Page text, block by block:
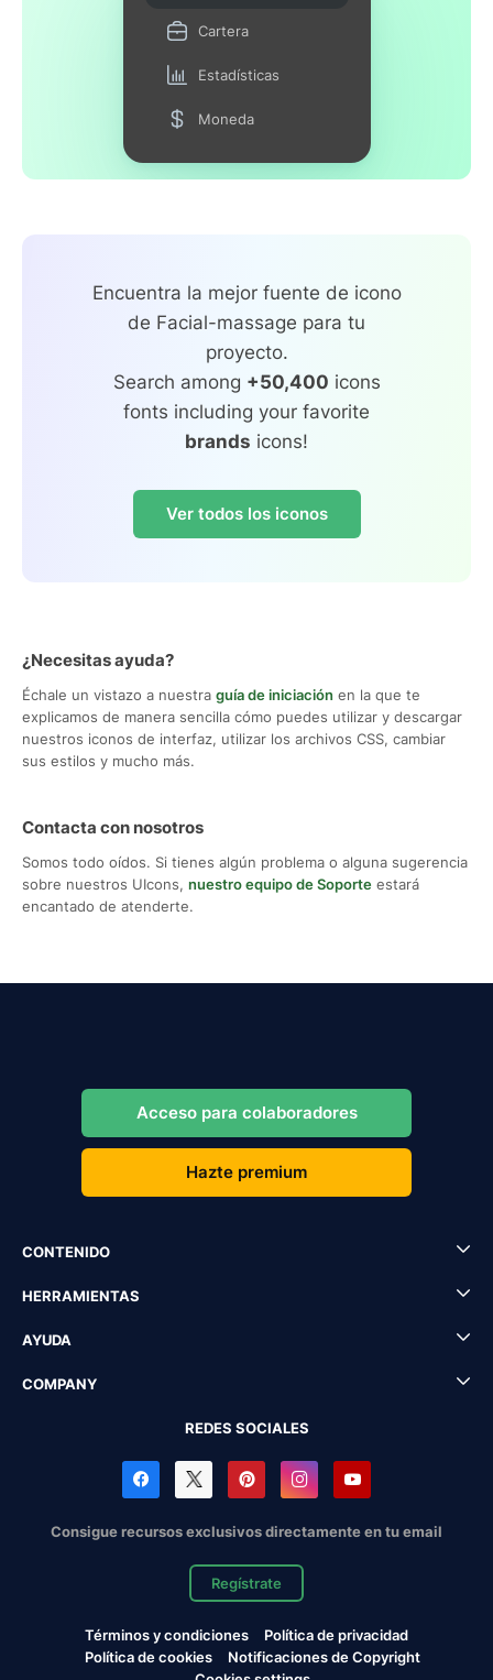
Cartera
Estadísticas
Moneda
Encuentra la mejor fuente de icono
de Facial-massage para tu
proyecto.
Search among +50,400 icons
fonts including your favorite
brands icons!
Ver todos los iconos
¿Necesitas ayuda?
Échale un vistazo a nuestra guía de iniciación en la que te
explicamos de manera sencilla cómo puedes utilizar y descargar
nuestros iconos de interfaz, utilizar los archivos CSS, cambiar
sus estilos y mucho más.
Contacta con nosotros
Somos todo oídos. Si tienes algún problema o alguna sugerencia
sobre nuestros UIcons, nuestro equipo de Soporte estará
encantado de atenderte.
Acceso para colaboradores
Hazte premium
CONTENIDO
HERRAMIENTAS
AYUDA
COMPANY
REDES SOCIALES
Consigue recursos exclusivos directamente en tu email
Regístrate
Términos y condiciones
Política de privacidad
Política de cookies
Notificaciones de Copyright